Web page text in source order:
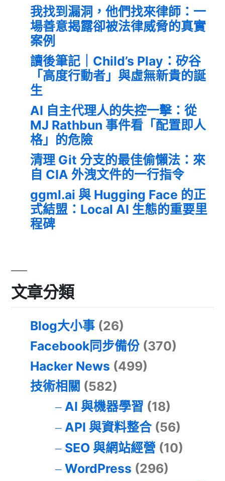
我找到漏洞，他們找來律師：一
場善意揭露卻被法律威脅的真實
案例
讀後筆記｜Child’s Play：矽谷
「高度行動者」與虛無新貴的誕
生
AI 自主代理人的失控一擊：從
MJ Rathbun 事件看「配置即人
格」的危險
清理 Git 分支的最佳偷懶法：來
自 CIA 外洩文件的一行指令
ggml.ai 與 Hugging Face 的正
式結盟：Local AI 生態的重要里
程碑
文章分類
Blog大小事 (26)
Facebook同步備份 (370)
Hacker News (499)
技術相關 (582)
AI 與機器學習 (18)
API 與資料整合(56)
SEO 與網站經營 (10)
WordPress (296)